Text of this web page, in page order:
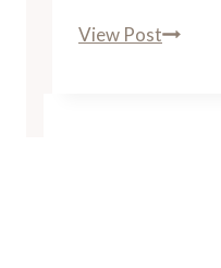
View PostToskana